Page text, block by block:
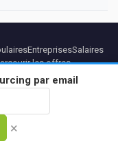
par email
×
EntreprisesSalaires
les offres